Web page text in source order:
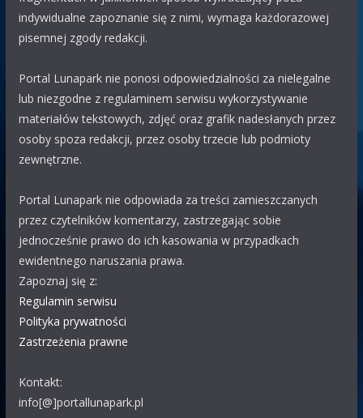
eAK
29.07 08:31
Jest lunapark na parkingu M1 Marki koło Burger King.
Tabor: wahadło, ławeczka, łabędzie, autodrom i reszta dla
małych dzieci.
Polak63
28.07 21:55
WOJTEKbardzo dobrze że omijają, pozdrawiam
WOJTEK
28.07 00:46
WITAM SERDECZNIE POWIEDZCIE MI WSZYSCY SZCZERZĘ
CZEMU WSZYSTKIE LUNAPARKI I WESOŁYCH MIASTECZKO
OMIJAJĄ CAŁE ŻYCIE NOWY SĄCZ MALOPOLSKĘ
POZDRAWIAM WAS
Bari
25.07 12:55
Polak63
24.07 11:04
indywidualne zapoznanie się z nimi, wymaga każdorazowej
pisemnej zgody redakcji.
Portal Lunapark nie ponosi odpowiedzialności za nielegalne
lub niezgodne z regulaminem serwisu wykorzystywanie
materiałów tekstowych, zdjęć oraz grafik nadesłanych przez
osoby spoza redakcji, przez osoby trzecie lub podmioty
zewnętrzne.
Portal Lunapark nie odpowiada za treści zamieszczanych
przez czytelników komentarzy, zastrzegając sobie
jednocześnie prawo do ich kasowania w przypadkach
ewidentnego naruszania prawa.
Zapoznaj się z:
Regulamin serwisu
Polityka prywatności
Zastrzeżenia prawne
Kontakt:
info[@]portallunapark.pl